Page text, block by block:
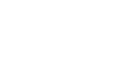
est certain, c'est leur besoin d'un
simple, s'affranchissant de